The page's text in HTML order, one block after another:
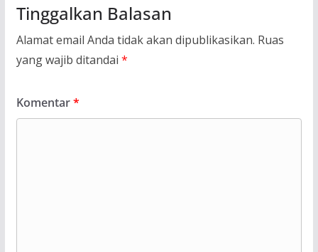
Tinggalkan Balasan
Alamat email Anda tidak akan dipublikasikan. Ruas
yang wajib ditandai *
Komentar*